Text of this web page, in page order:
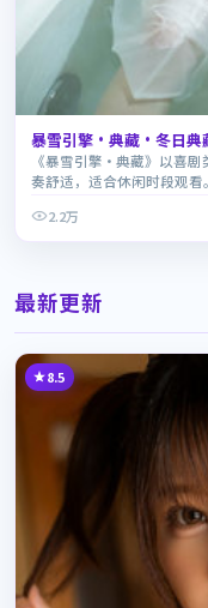
暴雪引擎·典藏·冬日典
《暴雪引擎·典藏》以喜
奏舒适，适合休闲时段观看。
2.2万
最新更新
8.5